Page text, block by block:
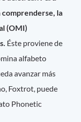
comprenderse, la
(OMI)
Éste proviene de
alfabeto
avanzar más
Foxtrot, puede
Phonetic